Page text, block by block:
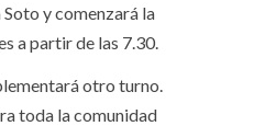
y comenzará la
a partir de las 7.30.
otro turno.
toda la comunidad